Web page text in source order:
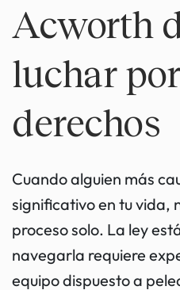
Acworth
luchar
derechos
Cuando alguien más
significativo en tu vida,
proceso solo. La ley
navegarla requiere
equipo dispuesto a